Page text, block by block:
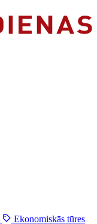
Ekonomiskās tūres